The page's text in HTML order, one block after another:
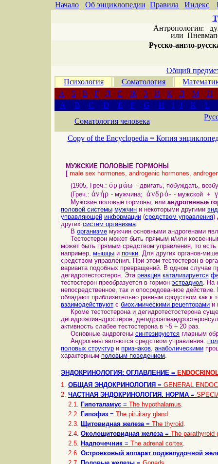
Начало Об энциклопедии Правила Индекс
Антропология:
или
Русско-англо-
Общий
Психология
Соматология
А
Б В Г Д Е Ж З И К Л М
Н
A
B C D E F G H I J K
L
Соматология человека
Copy of the Encyclopedia = Копия
МУЖСКИЕ ПОЛОВЫЕ ГОРМОНЫ
[ male sex hormones, androgenic hormones,
(1905, Греч.: όρμάω - двигать, побуждать,
(Греч.: άνήρ - мужчина;άνδρό- - мужской +
Мужские половые гормоны, или андрогенные
половой системы мужчин и некоторыми другими
управляющей информации (средством управления)
других систем организма.
В организме мужчин основными андрогенами
Тестостерон может быть прямым и/или
может быть прямым средством управления, то
например, мышцы и почки. Для других органов-
средством управления. При этом тестостерон в
варианта подобных превращений. В одном случае
дегидротестостерон. Эта реакция катализируется
тестостерон преобразуется в гормон эстрадиол. На
непосредственное, так и опосредованное
обладают приблизительно равным сродством как к
взаимодействуют с биохимическими рецепторами и
Кроме тестостерона и дегидротестостерона
дигидроэпиандростерон,
активность слабее тестостерона в ~5 ÷ 20 раз.
Основные андрогены синтезируются главным
Андрогены являются средством управления:
половых структур и признаков, анаболическими
характерным половым поведением.
ЭНДОКРИНОЛОГИЯ: ОГЛАВЛЕНИЕ =
1. ОБЩАЯ ЭНДОКРИНОЛОГИЯ = GENERAL
2. ЧАСТНАЯ ЭНДОКРИНОЛОГИЯ. НОРМА =
2.1. Гипоталамус = The hypothalamus.
2.2. Гипофиз = The pituitary gland.
2.3. Щитовидная железа= The thyroid.
2.4. Околощитовидная железа= The parathyroid
2.5. Hадпочечник = The adrenal cortex.
2.6. Островковый аппарат поджелудочной